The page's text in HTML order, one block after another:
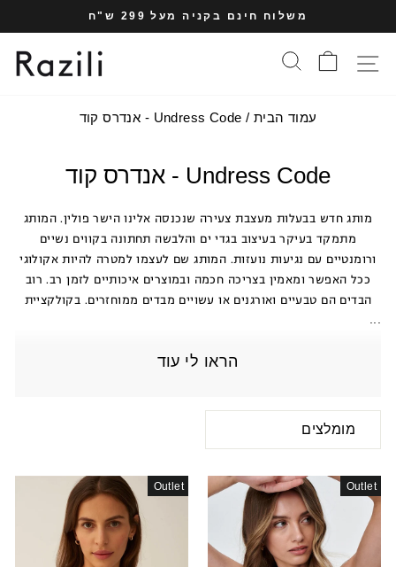
לתוכן
עצרי
משלוח חינם בקניה מעל 299 ש"ח
תפריט אתרסל הקניות
עמוד הבית / Undress Code - אנדרס קוד
Undress Code - אנדרס קוד
מותג חדש בבעלות מעצבת צעירה שנכנסה אלינו הישר פולין. המותג
מתמקד בעיקר בעיצוב בגדי ים והלבשה תחתונה בקווים נשיים
ורומנטיים עם נגיעות נועזות. המותג שם לעצמו למטרה להיות אקולוגי
ככל האפשר ומאמין בצריכה חכמה ובמוצרים איכותיים לזמן רב. רוב
הבדים הם טבעיים ואורגנים או עשויים מבדים ממוחזרים. בקולקציית
הראו לי עוד
Outlet
Outlet